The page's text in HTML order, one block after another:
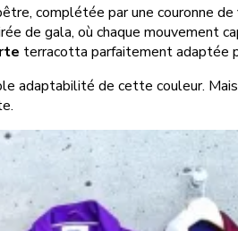
complétée par une couronne de
de gala, où chaque mouvement
terracotta parfaitement adaptée
adaptabilité de cette couleur.